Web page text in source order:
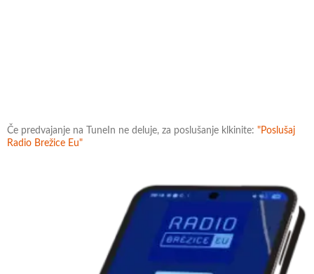
Če predvajanje na TuneIn ne deluje, za poslušanje klkinite: "Poslušaj
Radio Brežice Eu"